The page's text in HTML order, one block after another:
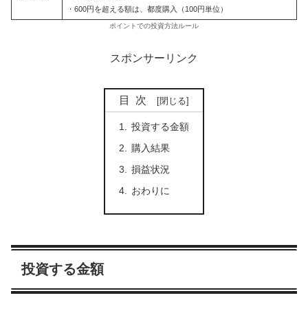
・600円を超える額は、都度購入（100円単位）
ポイントでの投資方法ルール
スポンサーリンク
目次
投資する金額
購入結果
損益状況
おわりに
投資する金額